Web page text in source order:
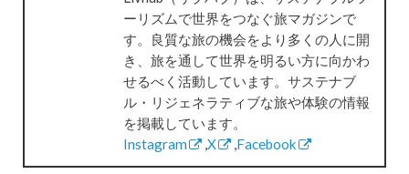
ーリズムで世界をつなぐ旅マガジンで
す。良質な旅の機会をより多くの人に開
き、旅を通して世界を明るい方に向かわ
せるべく活動しています。サステナブ
ル・リジェネラティブな旅や体験の情報
を掲載しています。
Instagram
X Facebook